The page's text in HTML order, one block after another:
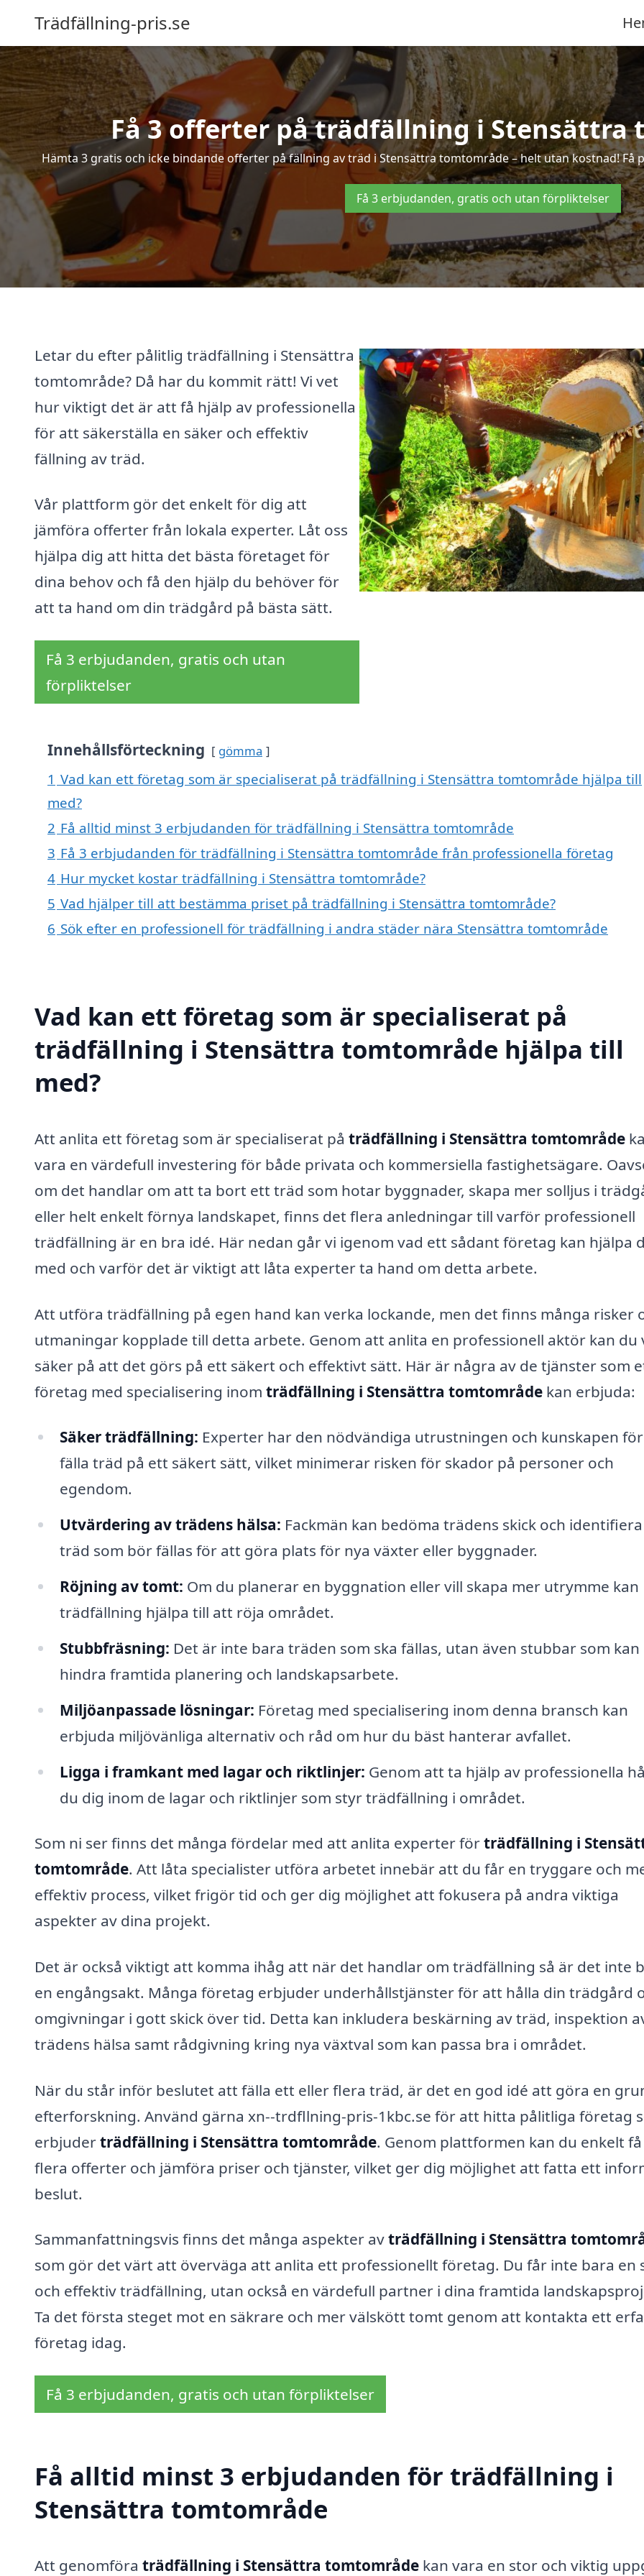
Trädfällning-pris.se
Få 3 offerter på trädfällning i Stensättra
Hämta 3 gratis och icke bindande offerter på fällning av träd i Stensättra tomtområde – helt utan kostnad!
Få 3 erbjudanden, gratis och utan förpliktelser
Letar du efter pålitlig trädfällning i Stensättra
tomtområde? Då har du kommit rätt! Vi vet
hur viktigt det är att få hjälp av professionella
för att säkerställa en säker och effektiv
fällning av träd.
Vår plattform gör det enkelt för dig att
jämföra offerter från lokala experter. Låt oss
hjälpa dig att hitta det bästa företaget för
dina behov och få den hjälp du behöver för
att ta hand om din trädgård på bästa sätt.
Få 3 erbjudanden, gratis och utan
förpliktelser
Innehållsförteckning gömma
1 Vad kan ett företag som är specialiserat på trädfällning i Stensättra tomtområde hjälpa till
med?
2 Få alltid minst 3 erbjudanden för trädfällning i Stensättra tomtområde
3 Få 3 erbjudanden för trädfällning i Stensättra tomtområde från professionella företag
4 Hur mycket kostar trädfällning i Stensättra tomtområde?
5 Vad hjälper till att bestämma priset på trädfällning i Stensättra tomtområde?
6 Sök efter en professionell för trädfällning i andra städer nära Stensättra tomtområde
Vad kan ett företag som är specialiserat på
trädfällning i Stensättra tomtområde hjälpa till
med?
Att anlita ett företag som är specialiserat på trädfällning i Stensättra tomtområde
vara en värdefull investering för både privata och kommersiella fastighetsägare.
om det handlar om att ta bort ett träd som hotar byggnader, skapa mer solljus i
eller helt enkelt förnya landskapet, finns det flera anledningar till varför professionell
trädfällning är en bra idé. Här nedan går vi igenom vad ett sådant företag kan hjälpa
med och varför det är viktigt att låta experter ta hand om detta arbete.
Att utföra trädfällning på egen hand kan verka lockande, men det finns många risker
utmaningar kopplade till detta arbete. Genom att anlita en professionell aktör kan du
säker på att det görs på ett säkert och effektivt sätt. Här är några av de tjänster som
företag med specialisering inom trädfällning i Stensättra tomtområde kan erbjuda:
Säker trädfällning: Experter har den nödvändiga utrustningen och kunskapen
fälla träd på ett säkert sätt, vilket minimerar risken för skador på personer och
egendom.
Utvärdering av trädens hälsa: Fackmän kan bedöma trädens skick och
träd som bör fällas för att göra plats för nya växter eller byggnader.
Röjning av tomt: Om du planerar en byggnation eller vill skapa mer utrymme kan
trädfällning hjälpa till att röja området.
Stubbfräsning: Det är inte bara träden som ska fällas, utan även stubbar som kan
hindra framtida planering och landskapsarbete.
Miljöanpassade lösningar: Företag med specialisering inom denna bransch kan
erbjuda miljövänliga alternativ och råd om hur du bäst hanterar avfallet.
Ligga i framkant med lagar och riktlinjer: Genom att ta hjälp av professionella
du dig inom de lagar och riktlinjer som styr trädfällning i området.
Som ni ser finns det många fördelar med att anlita experter förträdfällning i
tomtområde. Att låta specialister utföra arbetet innebär att du får en tryggare och
effektiv process, vilket frigör tid och ger dig möjlighet att fokusera på andra viktiga
aspekter av dina projekt.
Det är också viktigt att komma ihåg att när det handlar om trädfällning så är det inte
en engångsakt. Många företag erbjuder underhållstjänster för att hålla din trädgård
omgivningar i gott skick över tid. Detta kan inkludera beskärning av träd, inspektion
trädens hälsa samt rådgivning kring nya växtval som kan passa bra i området.
När du står inför beslutet att fälla ett eller flera träd, är det en god idé att göra en
efterforskning. Använd gärna xn--trdfllning-pris-1kbc.se för att hitta pålitliga företag
erbjuderträdfällning i Stensättra tomtområde. Genom plattformen kan du enkelt
flera offerter och jämföra priser och tjänster, vilket ger dig möjlighet att fatta ett
beslut.
Sammanfattningsvis finns det många aspekter avträdfällning i Stensättra
som gör det värt att överväga att anlita ett professionellt företag. Du får inte bara en
och effektiv trädfällning, utan också en värdefull partner i dina framtida
Ta det första steget mot en säkrare och mer välskött tomt genom att kontakta ett
företag idag.
Få 3 erbjudanden, gratis och utan förpliktelser
Få alltid minst 3 erbjudanden för trädfällning i
Stensättra tomtområde
Att genomföra trädfällning i Stensättra tomtområde kan vara en stor och viktig